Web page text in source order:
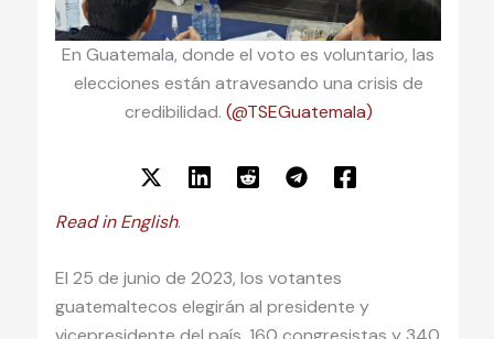
En Guatemala, donde el voto es voluntario, las
elecciones están atravesando una crisis de
credibilidad. (@TSEGuatemala)
Read in English.
El 25 de junio de 2023, los votantes
guatemaltecos elegirán al presidente y